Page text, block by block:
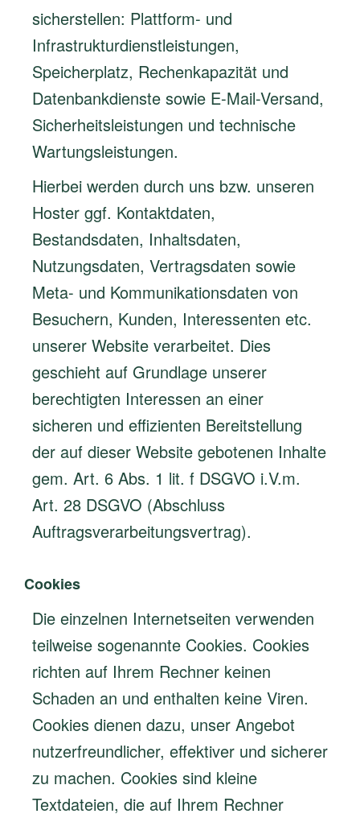
sicherstellen: Plattform- und
Infrastrukturdienstleistungen,
Speicherplatz, Rechenkapazität und
Datenbankdienste sowie E-Mail-Versand,
Sicherheitsleistungen und technische
Wartungsleistungen.
Hierbei werden durch uns bzw. unseren
Hoster ggf. Kontaktdaten,
Bestandsdaten, Inhaltsdaten,
Nutzungsdaten, Vertragsdaten sowie
Meta- und Kommunikationsdaten von
Besuchern, Kunden, Interessenten etc.
unserer Website verarbeitet. Dies
geschieht auf Grundlage unserer
berechtigten Interessen an einer
sicheren und effizienten Bereitstellung
der auf dieser Website gebotenen Inhalte
gem. Art. 6 Abs. 1 lit. f DSGVO i.V.m.
Art. 28 DSGVO (Abschluss
Auftragsverarbeitungsvertrag).
Cookies
Die einzelnen Internetseiten verwenden
teilweise sogenannte Cookies. Cookies
richten auf Ihrem Rechner keinen
Schaden an und enthalten keine Viren.
Cookies dienen dazu, unser Angebot
nutzerfreundlicher, effektiver und sicherer
zu machen. Cookies sind kleine
Textdateien, die auf Ihrem Rechner